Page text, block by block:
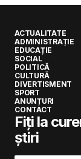
ACTUALITATE
ADMINISTRAȚIE
EDUCAȚIE
SOCIAL
POLITICĂ
CULTURĂ
DIVERTISMENT
SPORT
ANUNȚURI
CONTACT
Fiți la
știri